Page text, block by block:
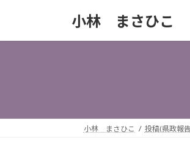
小林 まさひこ
小林 まさひこ 投稿(県政報